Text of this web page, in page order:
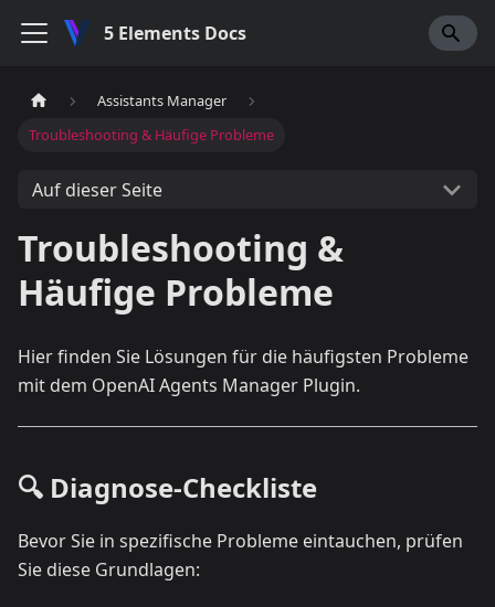
5 Elements Docs
Assistants Manager
Troubleshooting & Häufige Probleme
Auf dieser Seite
Troubleshooting &
Häufige Probleme
Hier finden Sie Lösungen für die häufigsten Probleme
mit dem OpenAI Agents Manager Plugin.
🔍 Diagnose-Checkliste
Bevor Sie in spezifische Probleme eintauchen, prüfen
Sie diese Grundlagen: